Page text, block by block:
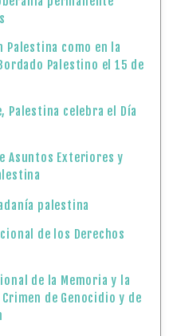
como en la
Palestino el 15 de
Palestina celebra el Día
Asuntos Exteriores y
palestina
de los Derechos
de la Memoria y la
de Genocidio y de